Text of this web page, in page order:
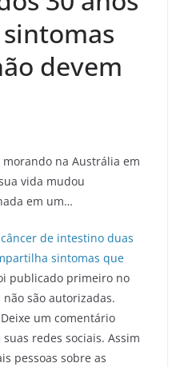
devem
na Austrália em
vida mudou
em um…
de intestino duas
sintomas que
publicado primeiro no
não são autorizadas.
um comentário
redes sociais. Assim
pessoas sobre as